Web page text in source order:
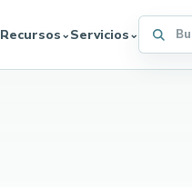
Recursos⌄Servicios⌄